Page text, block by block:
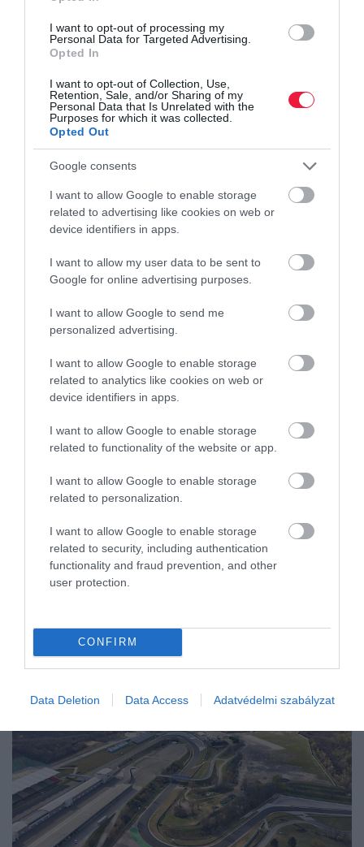
I want to opt-out of processing my
Personal Data for Targeted Advertising.
Opted In
I want to opt-out of Collection, Use,
Retention, Sale, and/or Sharing of my
Personal Data that Is Unrelated with the
Purposes for which it was collected.
Opted Out
Google consents
I want to allow Google to enable storage
related to advertising like cookies on web or
device identifiers in apps.
I want to allow my user data to be sent to
Google for online advertising purposes.
I want to allow Google to send me
personalized advertising.
I want to allow Google to enable storage
related to analytics like cookies on web or
device identifiers in apps.
I want to allow Google to enable storage
related to functionality of the website or app.
I want to allow Google to enable storage
related to personalization.
I want to allow Google to enable storage
related to security, including authentication
functionality and fraud prevention, and other
user protection.
CONFIRM
Data Deletion Data Access Adatvédelmi szabályzat
NYUGDÍJ
dolgoztál
A Bankmonitor kalkulációja szerint az a személy, aki 2026-ban,
40 évnyi bejelentett, végig átlagbéres munkaviszony után vonul
nyugdíjba, 389 440 forintos induló állami nyugdíjra számíthat.